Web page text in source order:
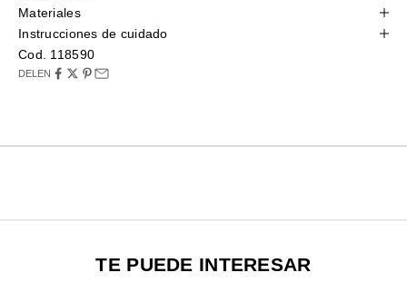
Materiales
Instrucciones de cuidado
Cod. 118590
DELEN
TE PUEDE INTERESAR